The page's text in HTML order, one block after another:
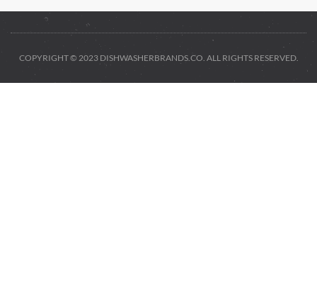
COPYRIGHT © 2023 DISHWASHERBRANDS.CO. ALL RIGHTS RESERVED.